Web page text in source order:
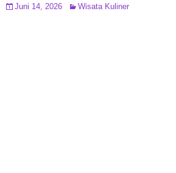
Juni 14, 2026 Wisata Kuliner